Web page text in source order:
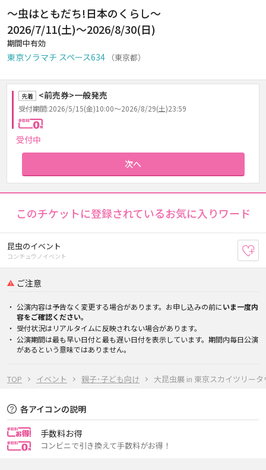
TOP イベント 親子･子ども向け 大昆虫展 in 東京スカイツリー
～虫はともだち!日本のくらし～
2026/7/11(土)～2026/8/30(日)
期間中有効
東京ソラマチ スペース634 （東京都）
先着 <前売券>一般発売
受付期間:2026/5/15(金)10:00～2026/8/29(土)23:59
受付中
次へ
このチケットに登録されているお気に入りワード
昆虫のイベント
コンチュウノイベント
ご注意
公演内容は予告なく変更する場合があります。お申し込みの前にいま一度内
容をご確認ください。
受付状況はリアルタイムに反映されない場合があります。
公演期間は最も早い日付と最も遅い日付を表示しています。期間内毎日公演
があるという意味ではありません。
各アイコンの説明
手数料お得
コンビニで引き換えて手数料がお得！